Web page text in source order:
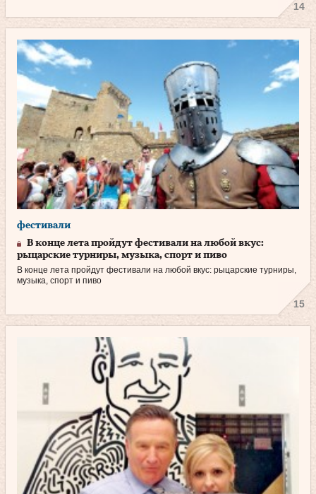
14
фестивали
В конце лета пройдут фестивали на любой вкус:
рыцарские турниры, музыка, спорт и пиво
В конце лета пройдут фестивали на любой вкус: рыцарские турниры,
музыка, спорт и пиво
15